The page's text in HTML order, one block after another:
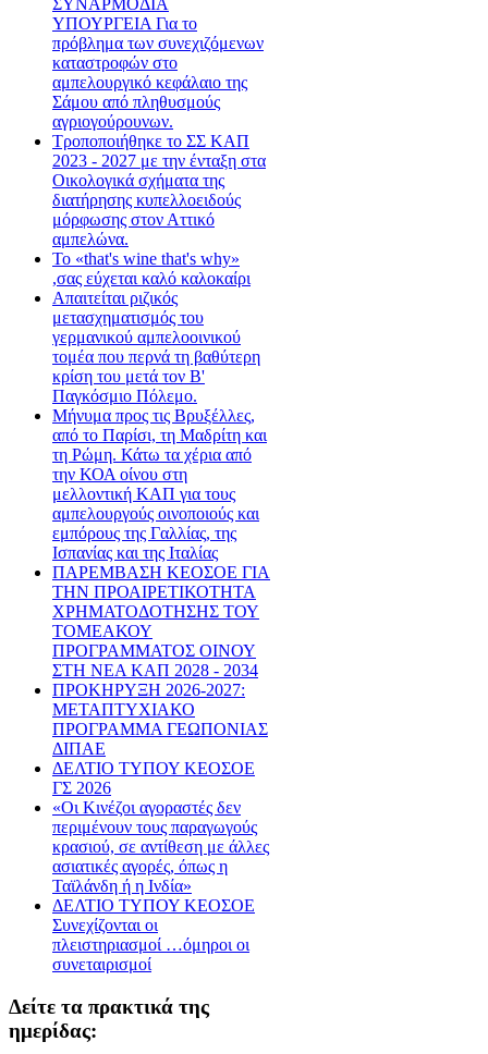
ΣΥΝΑΡΜΟΔΙΑ
ΥΠΟΥΡΓΕΙΑ Για το
πρόβλημα των συνεχιζόμενων
καταστροφών στο
αμπελουργικό κεφάλαιο της
Σάμου από πληθυσμούς
αγριογούρουνων.
Τροποποιήθηκε το ΣΣ ΚΑΠ
2023 - 2027 με την ένταξη στα
Οικολογικά σχήματα της
διατήρησης κυπελλοειδούς
μόρφωσης στον Αττικό
αμπελώνα.
Το «that's wine that's why»
,σας εύχεται καλό καλοκαίρι
Απαιτείται ριζικός
μετασχηματισμός του
γερμανικού αμπελοοινικού
τομέα που περνά τη βαθύτερη
κρίση του μετά τον Β'
Παγκόσμιο Πόλεμο.
Μήνυμα προς τις Βρυξέλλες,
από το Παρίσι, τη Μαδρίτη και
τη Ρώμη. Κάτω τα χέρια από
την ΚΟΑ οίνου στη
μελλοντική ΚΑΠ για τους
αμπελουργούς οινοποιούς και
εμπόρους της Γαλλίας, της
Ισπανίας και της Ιταλίας
ΠΑΡΕΜΒΑΣΗ ΚΕΟΣΟΕ ΓΙΑ
ΤΗΝ ΠΡΟΑΙΡΕΤΙΚΟΤΗΤΑ
ΧΡΗΜΑΤΟΔΟΤΗΣΗΣ ΤΟΥ
ΤΟΜΕΑΚΟΥ
ΠΡΟΓΡΑΜΜΑΤΟΣ ΟΙΝΟΥ
ΣΤΗ ΝΕΑ ΚΑΠ 2028 - 2034
ΠΡΟΚΗΡΥΞΗ 2026-2027:
ΜΕΤΑΠΤΥΧΙΑΚΟ
ΠΡΟΓΡΑΜΜΑ ΓΕΩΠΟΝΙΑΣ
ΔΙΠΑΕ
ΔΕΛΤΙΟ ΤΥΠΟΥ ΚΕΟΣΟΕ
ΓΣ 2026
«Οι Κινέζοι αγοραστές δεν
περιμένουν τους παραγωγούς
κρασιού, σε αντίθεση με άλλες
ασιατικές αγορές, όπως η
Ταϊλάνδη ή η Ινδία»
ΔΕΛΤΙΟ ΤΥΠΟΥ ΚΕΟΣΟΕ
Συνεχίζονται οι
πλειστηριασμοί …όμηροι οι
συνεταιρισμοί
Δείτε τα πρακτικά της
ημερίδας: